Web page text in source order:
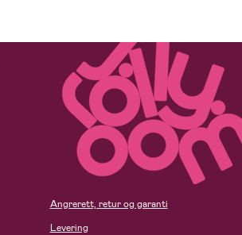
Angrerett, retur og garanti
Levering